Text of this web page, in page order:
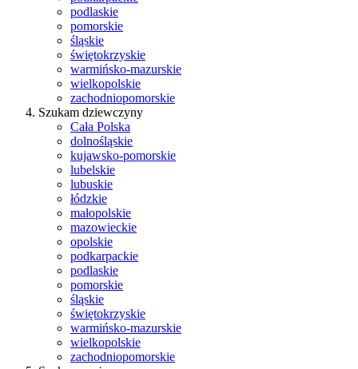
podlaskie
pomorskie
śląskie
świętokrzyskie
warmińsko-mazurskie
wielkopolskie
zachodniopomorskie
Szukam dziewczyny
Cała Polska
dolnośląskie
kujawsko-pomorskie
lubelskie
lubuskie
łódzkie
małopolskie
mazowieckie
opolskie
podkarpackie
podlaskie
pomorskie
śląskie
świętokrzyskie
warmińsko-mazurskie
wielkopolskie
zachodniopomorskie